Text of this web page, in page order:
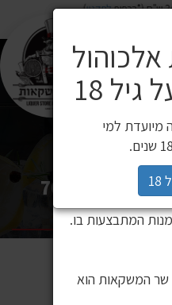
לתקנון)
וויסקי מארס טסונוקי סינגל מעושן 700
העתיק את
באתר שאינו
ואיננו אחראים
המתבצעות בו.
שר המשקאות הוא
אלכוהול
18
מיועדת למי